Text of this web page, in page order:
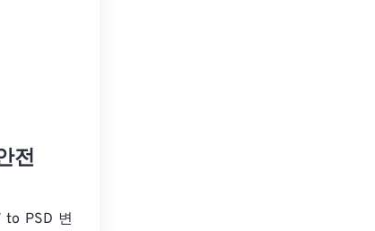
전
to PSD 변